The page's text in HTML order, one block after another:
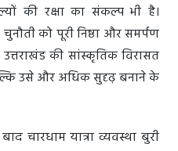
की रक्षा का संकल्प भी है।
को पूरी निष्ठा और समर्पण
की सांस्कृतिक विरासत
उसे और अधिक सुदृढ़ बनाने के
चारधाम यात्रा व्यवस्था बुरी